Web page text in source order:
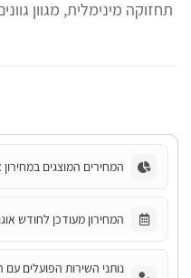
תחזוקה מינימלית, מגוון
המחירים המוצגים
המחירון מעודכן לחודש
נותני השירות הפועלים